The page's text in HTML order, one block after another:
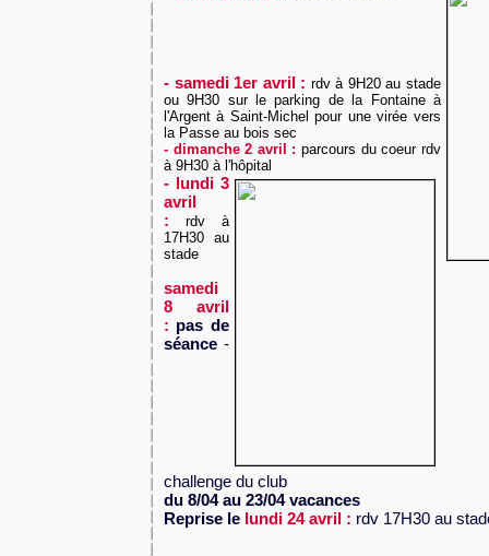
- samedi 1er avril : rdv à9H20 au stade
ou 9H30 sur le parking de la Fontaine à
l'Argent à Saint-Michel pour une virée vers
la Passe au bois sec
- dimanche 2 avril : parcours du coeur rdv
à 9H30 à l'hôpital
- lundi 3
avril
: rdv à
17H30 au
stade
samedi
8 avril
: pas de
séance -
challenge du club
du 8/04 au 23/04 vacances
Reprise le lundi 24 avril : rdv 17H30 au